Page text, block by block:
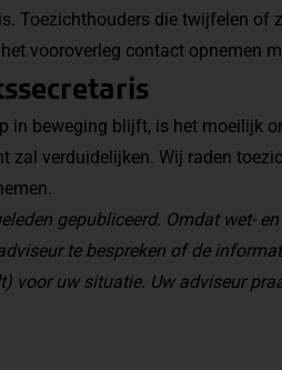
Toezichthouders die twijfelen
vooroverleg contact opnemen
in beweging blijft, is het moeilijk
zal verduidelijken. Wij raden
gepubliceerd. Omdat wet-
te bespreken of de
voor uw situatie. Uw adviseur